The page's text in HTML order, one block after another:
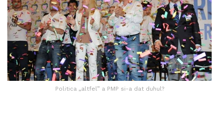
Politica „altfel” a PMP si-a dat duhul?